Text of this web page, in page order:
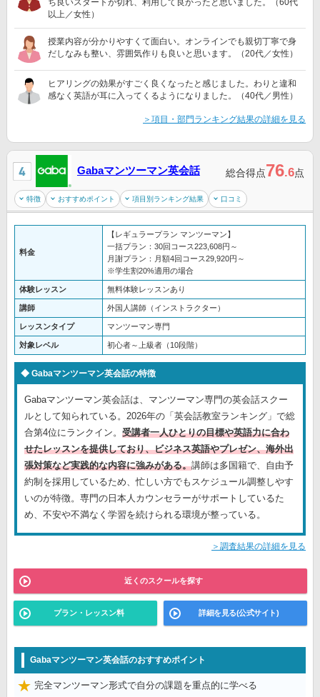
ち良いスタートが切れ、利用して良かったと思いました。（60代
以上／女性）
授業内容が分かりやすくて面白い。オンラインでも親切丁寧で身
だしなみも整い、雰囲気作りも良いと思います。（20代／女性）
ヒアリングの効果がすごく良くなったと感じました。わりと違和
感なく英語が耳に入ってくるようになりました。（40代／男性）
＞項目・部門ランキング結果の詳細を見る
Gabaマンツーマン英会話 総合得点76.6点
特徴 おすすめポイント 項目別ランキング結果 口コミ
料金
【レギュラープラン マンツーマン】
一括プラン：30回コース223,608円～
月謝プラン：月額4回コース29,920円～
※学生割20%適用の場合
体験レッスン 無料体験レッスンあり
講師 外国人講師（インストラクター）
レッスンタイプ マンツーマン専門
対象レベル 初心者～上級者（10段階）
Gabaマンツーマン英会話の特徴
Gabaマンツーマン英会話は、マンツーマン専門の英会話スクー
ルとして知られている。2026年の「英会話教室ランキング」で総
合第4位にランクイン。 受講者一人ひとりの目標や英語力に合わ
せたレッスンを提供しており、ビジネス英語やプレゼン、海外出
張対策など実践的な内容に強みがある。講師は多国籍で、自由予
約制を採用しているため、忙しい方でもスケジュール調整しやす
いのが特徴。専門の日本人カウンセラーがサポートしているた
め、不安や不満なく学習を続けられる環境が整っている。
＞調査結果の詳細を見る
近くのスクールを探す
プラン・レッスン料 詳細を見る(公式サイト)
Gabaマンツーマン英会話のおすすめポイント
完全マンツーマン形式で自分の課題を重点的に学べる